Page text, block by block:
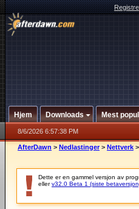
Hjem Downloads Mest
8/6/2026 6:57:38 PM
AfterDawn > Nedlastinger > Nettverk >
Dette er en gammel versjon av
ellerv32.0 Beta 1 (siste